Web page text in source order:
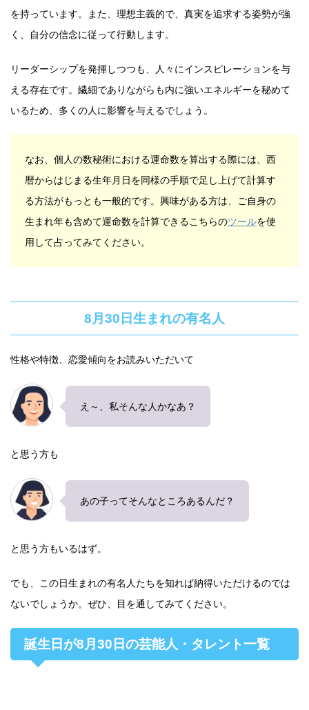
を持っています。また、理想主義的で、真実を追求する姿勢が強
く、自分の信念に従って行動します。
リーダーシップを発揮しつつも、人々にインスピレーションを与
える存在です。繊細でありながらも内に強いエネルギーを秘めて
いるため、多くの人に影響を与えるでしょう。
なお、個人の数秘術における運命数を算出する際には、西
暦からはじまる生年月日を同様の手順で足し上げて計算す
る方法がもっとも一般的です。興味がある方は、ご自身の
生まれ年も含めて運命数を計算できるこちらのツールを使
用して占ってみてください。
8月30日生まれの有名人
性格や特徴、恋愛傾向をお読みいただいて
え～、私そんな人かなあ？
と思う方も
あの子ってそんなところあるんだ？
と思う方もいるはず。
でも、この日生まれの有名人たちを知れば納得いただけるのでは
ないでしょうか。ぜひ、目を通してみてください。
誕生日が8月30日の芸能人・タレント一覧